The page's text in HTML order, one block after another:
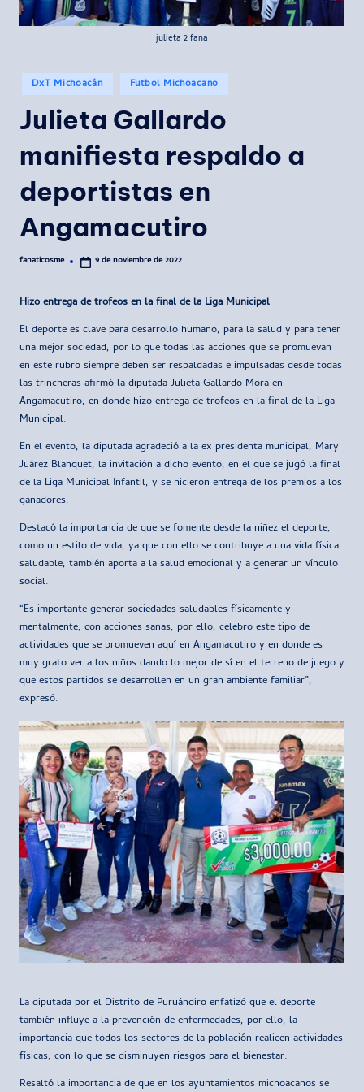
julieta 2 fana
Publicado
en
DxT Michoacán Futbol Michoacano
Julieta Gallardo
manifiesta respaldo a
deportistas en
Angamacutiro
Publicado
fanaticosme 9 de noviembre de 2022
Hizo entrega de trofeos en la final de la Liga Municipal
El deporte es clave para desarrollo humano, para la salud y para tener
una mejor sociedad, por lo que todas las acciones que se promuevan
en este rubro siempre deben ser respaldadas e impulsadas desde todas
las trincheras afirmó la diputada Julieta Gallardo Mora en
Angamacutiro, en donde hizo entrega de trofeos en la final de la Liga
Municipal.
En el evento, la diputada agradeció a la ex presidenta municipal, Mary
Juárez Blanquet, la invitación a dicho evento, en el que se jugó la final
de la Liga Municipal Infantil, y se hicieron entrega de los premios a los
ganadores.
Destacó la importancia de que se fomente desde la niñez el deporte,
como un estilo de vida, ya que con ello se contribuye a una vida física
saludable, también aporta a la salud emocional y a generar un vínculo
social.
“Es importante generar sociedades saludables físicamente y
mentalmente, con acciones sanas, por ello, celebro este tipo de
actividades que se promueven aquí en Angamacutiro y en donde es
muy grato ver a los niños dando lo mejor de sí en el terreno de juego y
que estos partidos se desarrollen en un gran ambiente familiar”,
expresó.
La diputada por el Distrito de Puruándiro enfatizó que el deporte
también influye a la prevención de enfermedades, por ello, la
importancia que todos los sectores de la población realicen actividades
físicas, con lo que se disminuyen riesgos para el bienestar.
Resaltó la importancia de que en los ayuntamientos michoacanos se